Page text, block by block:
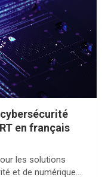
en français
les solutions
et de numérique.…